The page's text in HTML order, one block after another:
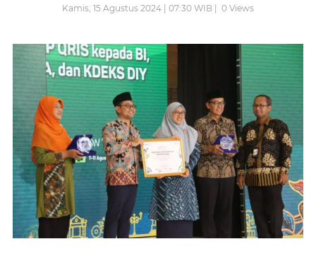
Kamis, 15 Agustus 2024 | 07:30 WIB | 0 Views